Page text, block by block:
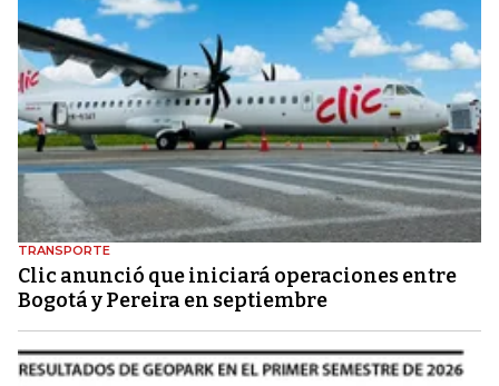
TRANSPORTE
Clic anunció que iniciará operaciones entre
Bogotá y Pereira en septiembre